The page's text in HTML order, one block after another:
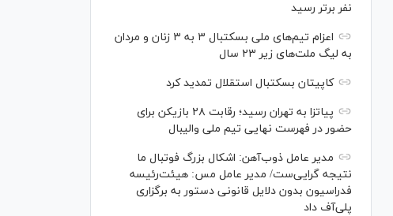
نفر برتر رسید
اعزام تیم‌های ملی بسکتبال ۳ به ۳ زنان و مردان
به لیگ ملت‌های زیر ۲۳ سال
کاپیتان بسکتبال استقلال تمدید کرد
پیاتزا به تهران رسید؛ رقابت ۲۸ بازیکن برای
حضور در فهرست نهایی تیم ملی والیبال
مدیر عامل ذوب‌آهن: اشکال بزرگ فوتبال ما
نتیجه گرایی‌ست/ مدیر عامل مس: هیئت‌رئیسه
فدراسیون بدون دلایل قانونی دستور به برگزاری
پلی‌آف داد